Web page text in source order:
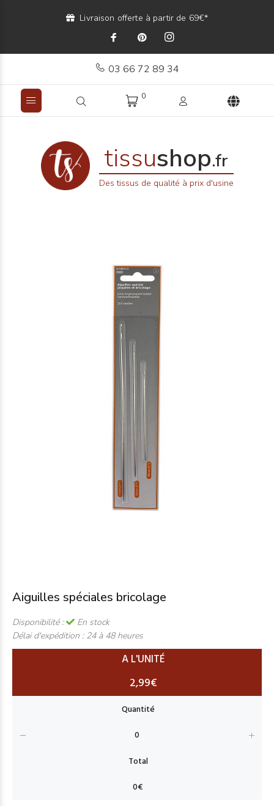
Livraison offerte à partir de 69€*
03 66 72 89 34
0
tissushop.fr
Des tissus de qualité à prix d'usine
Aiguilles spéciales bricolage
Disponibilité :
En stock
Délai d'expédition : 24 à 48 heures
A L'UNITÉ
2,99€